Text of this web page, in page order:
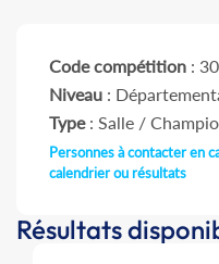
Code compétition :
Niveau :
Type: Salle /
Personnes à contacter en
calendrier ou résultats
Résultats